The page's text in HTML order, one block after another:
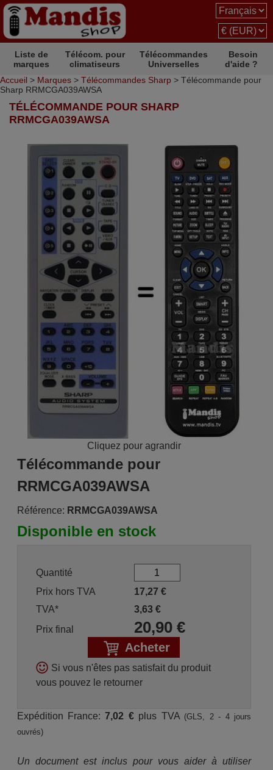
Liste de
marques
Télécom. pour
climatiseurs
Télécommandes
Universelles
Besoin
d'aide ?
Accueil > Marques > Télécommandes Sharp > Télécommande pour
Sharp RRMCGA039AWSA
TÉLÉCOMMANDE POUR SHARP
RRMCGA039AWSA
Cliquez pour agrandir
Télécommande pour
RRMCGA039AWSA
Référence: RRMCGA039AWSA
Disponible en stock
Quantité
Prix hors TVA
17,27 €
TVA*
3,63€
Prix final
20,90€
Acheter
Si vous n'êtes pas satisfait du produit
vous pouvez le retourner
Expédition France:7,02 €plus TVA (GLS, 2 - 4 jours
ouvrés)
Un document est inclus pour vous aider à utiliser